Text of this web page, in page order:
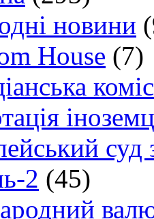
новини
House (7)
2 (45)